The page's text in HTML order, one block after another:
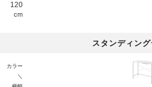
120
cm
スタンディング
カラー
＼